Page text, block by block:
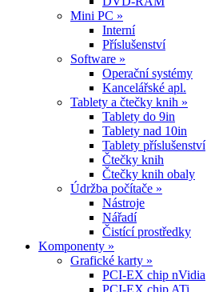
Mini PC »
Interní
Příslušenství
Software »
Operační systémy
Kancelářské apl.
Tablety a čtečky knih »
Tablety do 9in
Tablety nad 10in
Tablety příslušenství
Čtečky knih
Čtečky knih obaly
Údržba počítače »
Nástroje
Nářadí
Čistící prostředky
Komponenty »
Grafické karty »
PCI-EX chip nVidia
PCI-EX chip ATi